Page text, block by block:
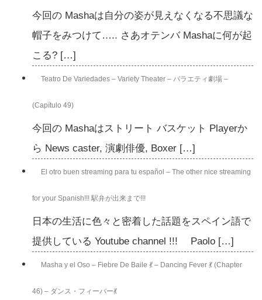
今回の Mashaは自分の姿が見えなくなる不思議な
帽子をみつけて….. さあオテンバ Mashaに何が起
こる? […]
Teatro De Variedades – Variety Theater – バラエティ劇場 –
(Capítulo 49)
今回の Mashaはストリート バスケット Playerか
ら News caster, 演劇俳優, Boxer […]
El otro buen streaming para tu español – The other nice streaming
for your Spanish!!! 駅弁が出来まで!!!
日本の生活に色々と密着した話題をスペイン語で
提供している Youtube channel !!! Paolo […]
Masha y el Oso – Fiebre De Baile 💃 – Dancing Fever 💃 (Chapter
46) – ダンス・フィーバー💃